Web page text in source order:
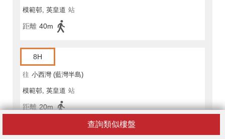
查詢類似樓盤
模範邨, 英皇道 站
距離 40m
8H
往 小西灣 (藍灣半島)
模範邨, 英皇道 站
距離 20m